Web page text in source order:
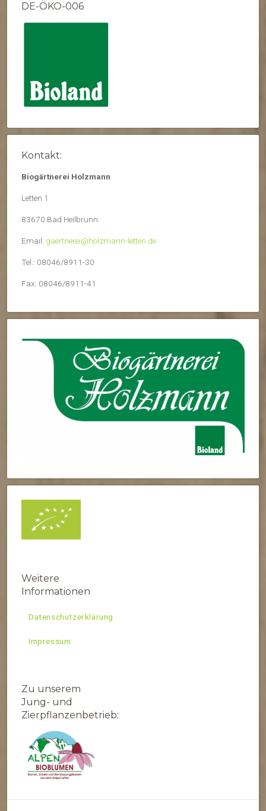
DE-ÖKO-006
Kontakt:
Biogärtnerei Holzmann
Letten 1
83670 Bad Heilbrunn
Email: gaertnerei@holzmann-letten.de
Tel.: 08046/8911-30
Fax: 08046/8911-41
Weitere
Informationen
Datenschutzerklärung
Impressum
Zu unserem
Jung- und
Zierpflanzenbetrieb: